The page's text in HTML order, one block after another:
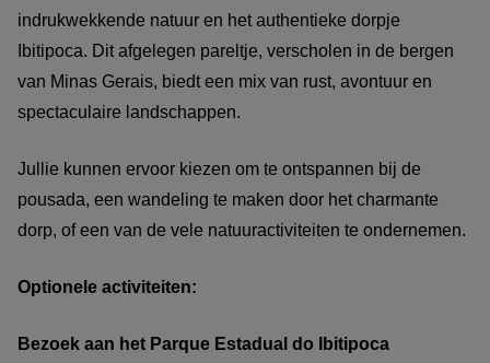
indrukwekkende natuur en het authentieke dorpje
Ibitipoca. Dit afgelegen pareltje, verscholen in de bergen
van Minas Gerais, biedt een mix van rust, avontuur en
spectaculaire landschappen.
Jullie kunnen ervoor kiezen om te ontspannen bij de
pousada, een wandeling te maken door het charmante
dorp, of een van de vele natuuractiviteiten te ondernemen.
Optionele activiteiten:
Bezoek aan het Parque Estadual do Ibitipoca